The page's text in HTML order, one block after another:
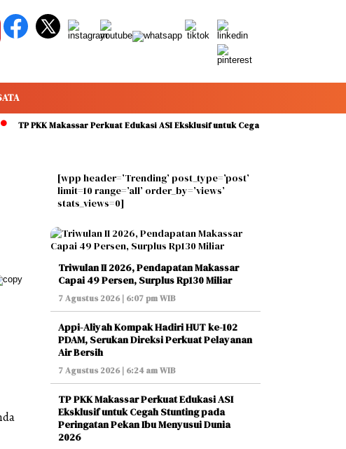
TP PKK Makassar Perkuat Edukasi ASI Eksklusif untuk Cegah Stunting pada
[wpp header=’Trending’ post_type=’post’
limit=10 range=’all’ order_by=’views’
stats_views=0]
Triwulan II 2026, Pendapatan Makassar
Capai 49 Persen, Surplus Rp130 Miliar
7 Agustus 2026 | 6:07 pm WIB
Appi-Aliyah Kompak Hadiri HUT ke-102
PDAM, Serukan Direksi Perkuat Pelayanan
Air Bersih
7 Agustus 2026 | 6:24 am WIB
TP PKK Makassar Perkuat Edukasi ASI
Eksklusif untuk Cegah Stunting pada
Peringatan Pekan Ibu Menyusui Dunia
2026